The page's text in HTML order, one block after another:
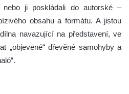
ji poskládali do autorské –
obsahu a formátu. A jistou
navazující na představení, ve
„objevené“ dřevěné samohyby a